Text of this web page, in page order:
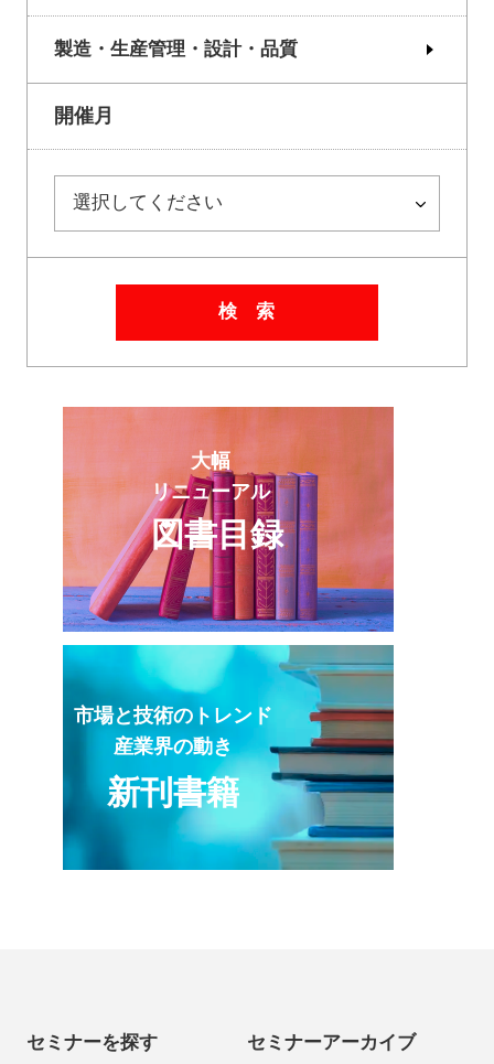
製造・生産管理・設計・品質
開催月
検 索
大幅
リニューアル
図書目録
市場と技術のトレンド
産業界の動き
新刊書籍
セミナーを探す セミナーアーカイブ